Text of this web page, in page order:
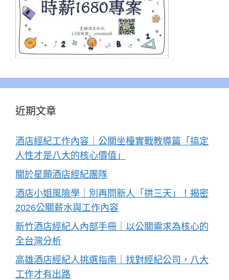
近期文章
酒店經紀工作內容｜公關坐檯實戰教導篇「搞定
人性才是八大的核心價值」
關於星願酒店經紀團隊
酒店小姐風險學｜別再問新人「拱三天」！揭密
2026公關薪水與工作內容
新竹酒店經紀人內部手冊｜以公關需求為核心的
全台灣分析
高雄酒店經紀人挑選指南｜找對經紀公司，八大
工作才有出路